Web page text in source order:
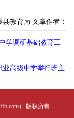
县教育局 文章作者：
学调研基础教育工
高级中学举行班主
） 版权所有